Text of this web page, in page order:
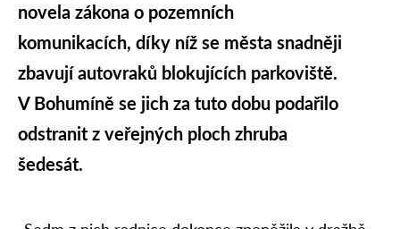
novela zákona o pozemních
komunikacích, díky níž se města snadněji
zbavují autovraků blokujících parkoviště.
V Bohumíně se jich za tuto dobu podařilo
odstranit z veřejných ploch zhruba
šedesát.